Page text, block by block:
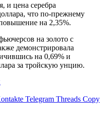
и цена серебра
что по-прежнему
на 2,35%.
на золото с
демонстрировала
на 0,69% и
за тройскую унцию.
Telegram Threads Copy